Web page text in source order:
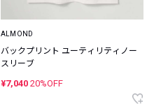
ALMOND
バックプリント ユーティリティノー
スリーブ
¥7,040 20%OFF